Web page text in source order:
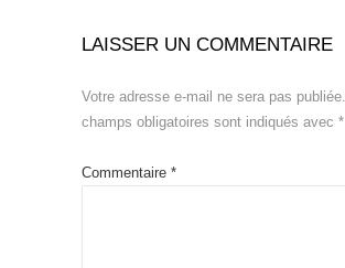
LAISSER UN COMMENTAIRE
Votre adresse e-mail ne sera pas publiée.
champs obligatoires sont indiqués avec *
Commentaire *